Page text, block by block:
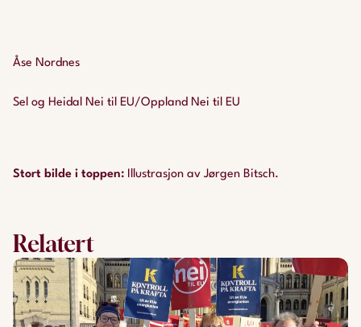
Åse Nordnes
Sel og Heidal Nei til EU/Oppland Nei til EU
Stort bilde i toppen: Illustrasjon av Jørgen Bitsch.
Relatert